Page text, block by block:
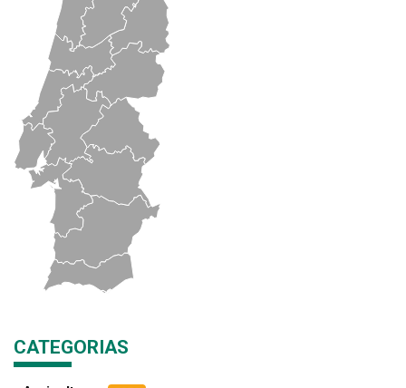
CATEGORIAS